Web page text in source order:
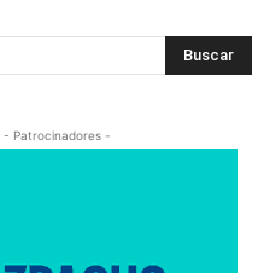
Buscar
- Patrocinadores -